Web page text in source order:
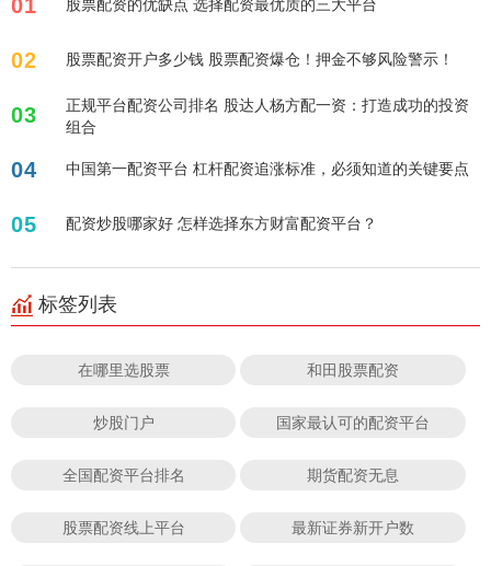
01
02 股票配资开户多少钱 股票配资爆仓！押金不够风险警示！
03
正规平台配资公司排名 股达人杨方配一资：打造成功的投资
组合
04 中国第一配资平台 杠杆配资追涨标准，必须知道的关键要点
05 配资炒股哪家好 怎样选择东方财富配资平台？
标签列表
在哪里选股票 和田股票配资
炒股门户 国家最认可的配资平台
全国配资平台排名 期货配资无息
股票配资线上平台 最新证券新开户数